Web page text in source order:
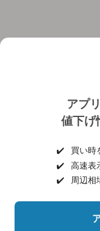
アプ
値下げ
✔️
買い時
✔️
高速表
✔️
周辺相
個人情
ヘルプ